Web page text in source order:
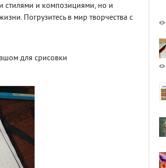
стилями и композициями, но и
Погрузитесь в мир творчества с
для срисовки